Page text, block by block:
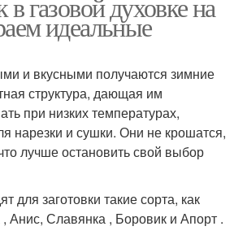
идеальные
и вкусными получаются зимние
структура, дающая им
при низких температурах,
нарезки и сушки. Они не крошатся,
лучше остановить свой выбор
для заготовки такие сорта, как
Анис, Славянка , Боровик и Апорт .